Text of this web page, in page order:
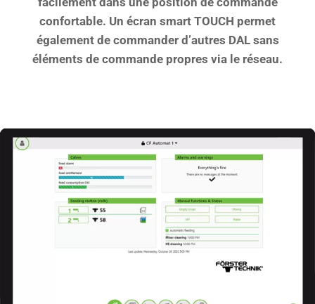
confortable. Un écran smart TOUCH permet
également de commander d’autres DAL sans
éléments de commande propres via le réseau.